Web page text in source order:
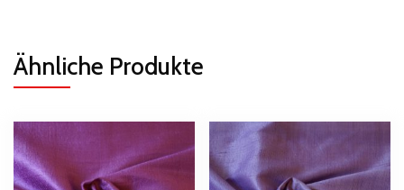
Ähnliche Produkte